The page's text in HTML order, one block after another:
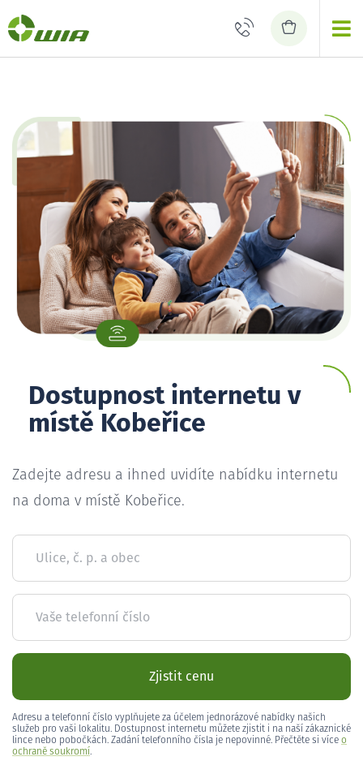
Dostupnost internetu v
místě Kobeřice
Zadejte adresu a ihned uvidíte nabídku internetu
na doma v místě Kobeřice.
Ulice, č. p. a obec
Vaše telefonní číslo
Zjistit cenu
Adresu a telefonní číslo vyplňujete za účelem jednorázové nabídky našich
služeb pro vaši lokalitu. Dostupnost internetu můžete zjistit i na naší zákaznické
lince nebo pobočkách. Zadání telefonního čísla je nepovinné. Přečtěte si více o
ochraně soukromí.